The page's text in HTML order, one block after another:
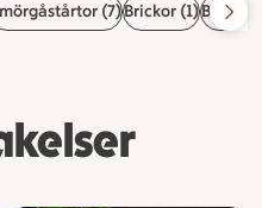
(7)Brickor (1)